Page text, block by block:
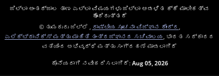
ಜಿಲ್ಲಾ ಅಂತರ್ಜಾಲ ತಾಣ ಎಲ್ಲಾ ವಿಷಯಗಳು ಜಿಲ್ಲಾ ಆಡಳಿತ ಕ್ಕೆ ಮಾಲೀಕತ್ವ
ಹೊಂದಿರುತ್ತದೆ
© ತುಮಕುರು ಜಿಲ್ಲೆ ,
ರಾಷ್ಟೀಯ ಸೂಚನಾ ವಿಜ್ಞಾನ ಕೇಂದ್ರ
ಎಲೆಕ್ಟ್ರಾನಿಕ್ಸ್ ಮತ್ತು ಮಾಹಿತಿ ತಂತ್ರಜ್ಞಾನದ ಸಚಿವಾಲಯ , ಭಾರತ ಸರ್ಕಾರದ
ವತಿಯಿಂದ ಅಭಿವೃದ್ಧಿ ಮತ್ತು ಸಂಗ್ರಹಣೆ ಮಾಡಲಾಗಿದೆ
ಕೊನೆಯದಾಗಿ ನವೀಕರಿಸಲಾಗಿದೆ:Aug 05, 2026